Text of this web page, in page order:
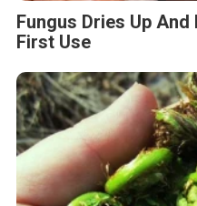
Fungus Dries Up
First Use